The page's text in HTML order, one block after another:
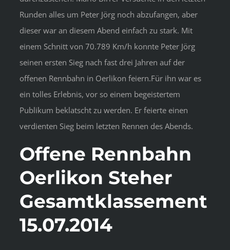
Runden alles um Peter Jörg noch abzufangen, aber
dieser war an diesem Abend einfach zu stark. Mit
einem Schnitt von 70.789 Km/h konnte Peter Jörg
seinen ersten Sieg nach fast drei Jahren auf der
offenen Rennbahn in Oerlikon feiern.Für ihn war es
ein tolles Erlebnis, vor so einem begeistertem
Publikum beklatscht zu werden. Er feierte einen
verdienten Sieg beim letzten Rennen des Abends.
Offene Rennbahn
Oerlikon Steher
Gesamtklassement
15.07.2014